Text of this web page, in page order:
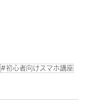
#初心者向けスマホ講座